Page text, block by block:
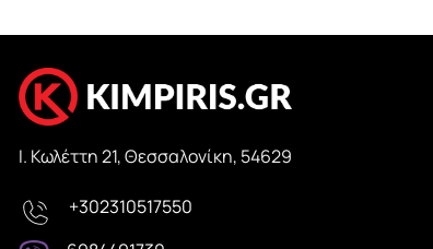
Ι. Κωλέττη 21, Θεσσαλονίκη, 54629
+302310517550
UNCATEGORIZED
για Ξέγνοιαστα Ταξίδια!
ΜΠΆΡΕΣ ΣΧΆΡΕΣ
Εγκατάσταση